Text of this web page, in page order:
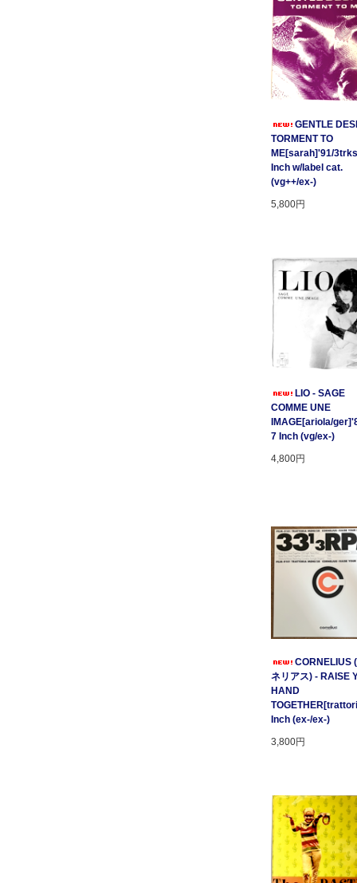
GENTLE
TORMENT TO
ME[sarah]'91/
Inch w/label cat.
(vg++/ex-)
5,800円
LIO - SAGE
COMME UNE
IMAGE[ariola/
7 Inch (vg/ex-)
4,800円
CORNELIUS
ネリアス) - RAISE
HAND
Inch (ex-/ex-)
3,800円